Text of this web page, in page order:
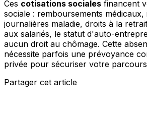
Ces cotisations sociales financent
sociale : remboursements médicaux,
journalières maladie, droits à la
aux salariés, le statut d'auto-
aucun droit au chômage. Cette
nécessite parfois une prévoyance
privée pour sécuriser votre
Partager cet article